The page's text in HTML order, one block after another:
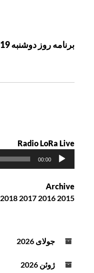
و
ه
Radio LoRa Live
ک
ن
ه
و
00:00
Archive
2015
2016
2017
2018
جولای 2026
ژوئن 2026